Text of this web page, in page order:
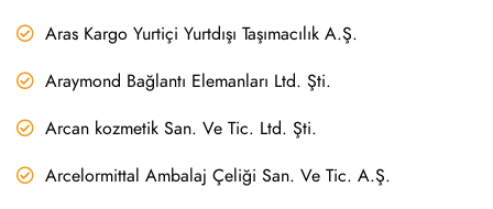
Aras Kargo Yurtiçi Yurtdışı Taşımacılık A.Ş.
Araymond Bağlantı Elemanları Ltd. Şti.
Arcan kozmetik San. Ve Tic. Ltd. Şti.
Arcelormittal Ambalaj Çeliği San. Ve Tic. A.Ş.